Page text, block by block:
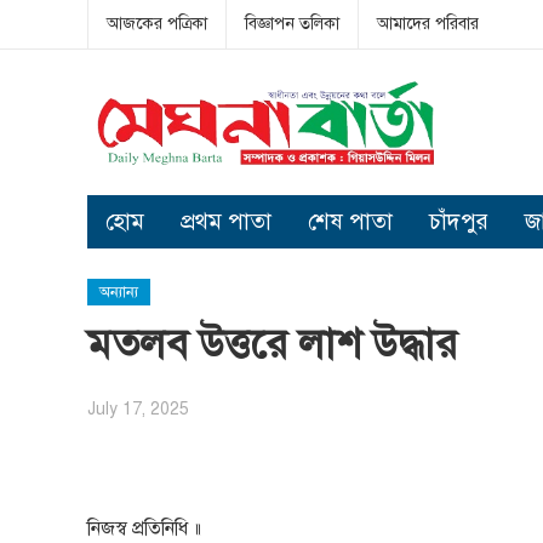
আজকের পত্রিকা বিজ্ঞাপন তলিকা আমাদের পরিবার
হোম প্রথম পাতা শেষ পাতা চাঁদপুর
অন্যান্য
মতলব উত্তরে লাশ উদ্ধার
July 17, 2025
নিজস্ব প্রতিনিধি ॥